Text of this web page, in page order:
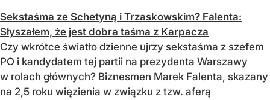
Sekstaśma ze Schetyną i Trzaskowskim? Falenta:
Słyszałem, że jest dobra taśma z Karpacza
Czy wkrótce światło dzienne ujrzy sekstaśma z szefem
PO i kandydatem tej partii na prezydenta Warszawy
w rolach głównych? Biznesmen Marek Falenta, skazany
na 2,5 roku więzienia w związku z tzw. aferą